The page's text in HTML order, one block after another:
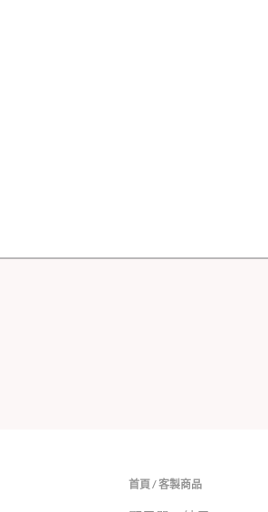
首頁/ 客製商品